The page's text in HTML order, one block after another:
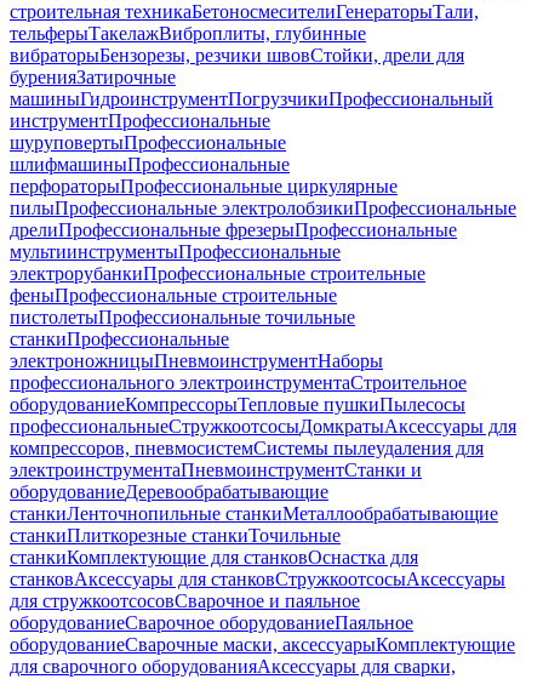
строительная техникаБетоносмесителиГенераторыТали,
тельферыТакелажВиброплиты, глубинные
вибраторыБензорезы, резчики швовСтойки, дрели для
буренияЗатирочные
машиныГидроинструментПогрузчикиПрофессиональный
инструментПрофессиональные
шуруповертыПрофессиональные
шлифмашиныПрофессиональные
перфораторыПрофессиональные циркулярные
пилыПрофессиональные электролобзикиПрофессиональные
дрелиПрофессиональные фрезерыПрофессиональные
мультиинструментыПрофессиональные
электрорубанкиПрофессиональные строительные
феныПрофессиональные строительные
пистолетыПрофессиональные точильные
станкиПрофессиональные
электроножницыПневмоинструментНаборы
профессионального электроинструментаСтроительное
оборудованиеКомпрессорыТепловые пушкиПылесосы
профессиональныеСтружкоотсосыДомкратыАксессуары для
компрессоров, пневмосистемСистемы пылеудаления для
электроинструментаПневмоинструментСтанки и
оборудованиеДеревообрабатывающие
станкиЛенточнопильные станкиМеталлообрабатывающие
станкиПлиткорезные станкиТочильные
станкиКомплектующие для станковОснастка для
станковАксессуары для станковСтружкоотсосыАксессуары
для стружкоотсосовСварочное и паяльное
оборудованиеСварочное оборудованиеПаяльное
оборудованиеСварочные маски, аксессуарыКомплектующие
для сварочного оборудованияАксессуары для сварки,